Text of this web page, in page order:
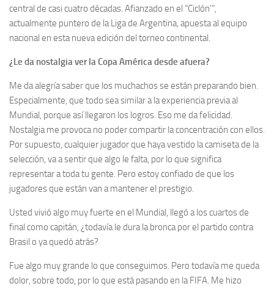
central de casi cuatro décadas. Afianzado en el “Ciclón’”,
actualmente puntero de la Liga de Argentina, apuesta al equipo
nacional en esta nueva edición del torneo continental.
¿Le da nostalgia ver la Copa América desde afuera?
Me da alegría saber que los muchachos se están preparando bien.
Especialmente, que todo sea similar a la experiencia previa al
Mundial, porque así llegaron los logros. Eso me da felicidad.
Nostalgia me provoca no poder compartir la concentración con ellos.
Por supuesto, cualquier jugador que haya vestido la camiseta de la
selección, va a sentir que algo le falta, por lo que significa
representar a toda tu gente. Pero estoy confiado de que los
jugadores que están van a mantener el prestigio.
Usted vivió algo muy fuerte en el Mundial, llegó a los cuartos de
final como capitán, ¿todavía le dura la bronca por el partido contra
Brasil o ya quedó atrás?
Fue algo muy grande lo que conseguimos. Pero todavía me queda
dolor, sobre todo, por lo que está pasando en la FIFA. Me hizo